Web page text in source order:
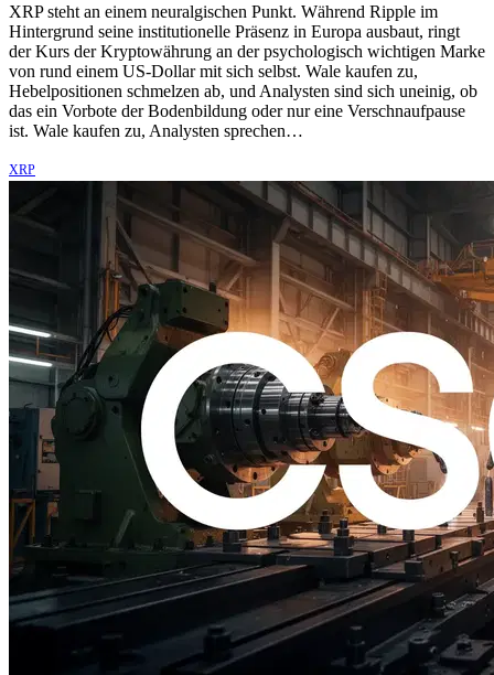
XRP steht an einem neuralgischen Punkt. Während Ripple im
Hintergrund seine institutionelle Präsenz in Europa ausbaut, ringt
der Kurs der Kryptowährung an der psychologisch wichtigen Marke
von rund einem US-Dollar mit sich selbst. Wale kaufen zu,
Hebelpositionen schmelzen ab, und Analysten sind sich uneinig, ob
das ein Vorbote der Bodenbildung oder nur eine Verschnaufpause
ist. Wale kaufen zu, Analysten sprechen…
XRP